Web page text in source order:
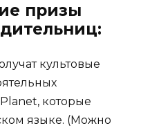
призы
культовые
которые
языке. (Можно